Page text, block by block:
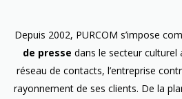
Depuis 2002, PURCOM s’impose
de presse dans le secteur culturel
réseau de contacts, l’entreprise
rayonnement de ses clients. De la